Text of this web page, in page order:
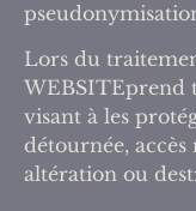
Lors du
WEBSITEprend
visant à les
détournée,
altération ou